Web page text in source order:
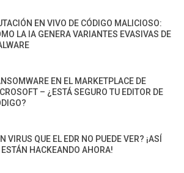
EN VIVO DE CÓDIGO MALICIOSO:
LA IA GENERA VARIANTES EVASIVAS DE
EN EL MARKETPLACE DE
– ¿ESTÁ SEGURO TU EDITOR DE
VIRUS QUE EL EDR NO PUEDE VER? ¡ASÍ
ESTÁN HACKEANDO AHORA!